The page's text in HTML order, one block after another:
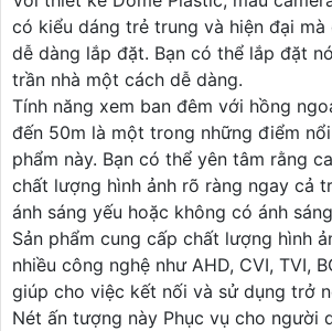
có kiểu dáng trẻ trung và hiện đại mà
dễ dàng lắp đặt. Bạn có thể lắp đặt
trần nhà một cách dễ dàng.
Tính năng xem ban đêm với hồng
đến 50m là một trong những điểm
phẩm này. Bạn có thể yên tâm rằng
chất lượng hình ảnh rõ ràng ngay cả
ánh sáng yếu hoặc không có ánh
Sản phẩm cung cấp chất lượng hình
nhiều công nghệ như AHD, CVI, TVI,
giúp cho việc kết nối và sử dụng trở
Nét ấn tượng này Phục vụ cho người